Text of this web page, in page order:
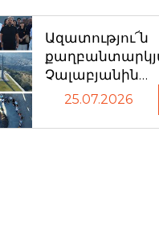
Ազատությու՜ն
Չալաբյանին…
25.07.2026